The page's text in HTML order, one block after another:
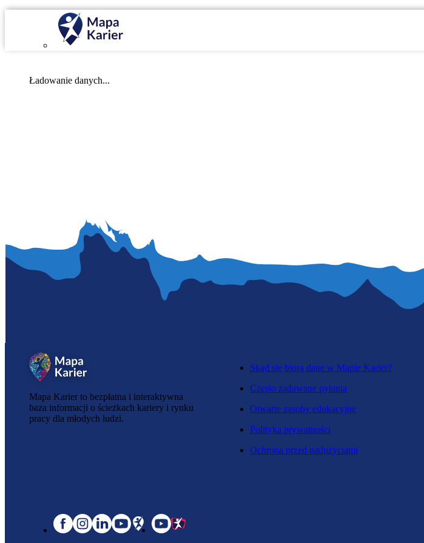
Ładowanie danych...
Mapa Karier to bezpłatna i interaktywna
baza informacji o ścieżkach kariery i rynku
pracy dla młodych ludzi.
Skąd się biorą dane w Mapie Karier?
Często zadawane pytania
Otwarte zasoby edukacyjne
Polityka prywatności
Ochrona przed nadużyciami